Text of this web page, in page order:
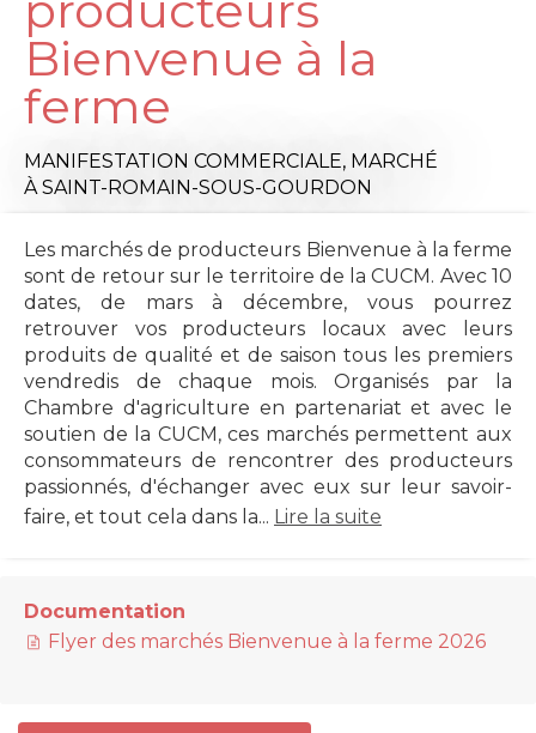
Bienvenue à la
ferme
MANIFESTATION COMMERCIALE, MARCHÉ
À SAINT-ROMAIN-SOUS-GOURDON
Les marchés de producteurs Bienvenue à la ferme
sont de retour sur le territoire de la CUCM. Avec 10
dates, de mars à décembre, vous pourrez
retrouver vos producteurs locaux avec leurs
produits de qualité et de saison tous les premiers
vendredis de chaque mois. Organisés par la
Chambre d'agriculture en partenariat et avec le
soutien de la CUCM, ces marchés permettent aux
consommateurs de rencontrer des producteurs
passionnés, d'échanger avec eux sur leur savoir-
faire, et tout cela dans la... Lire la suite
Documentation
Flyer des marchés Bienvenue à la ferme 2026